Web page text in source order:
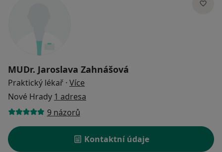
MUDr. Jaroslava Zahnášová
Praktický lékař · Více
Nové Hrady 1 adresa
9 názorů
Kontaktní údaje